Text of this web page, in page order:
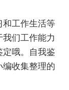
和工作生活等
们工作能力
定哦。自我鉴
编收集整理的